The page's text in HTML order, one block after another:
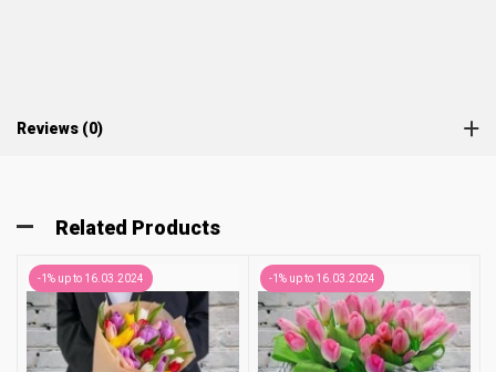
Reviews (0)
Related Products
-1% up to 16.03.2024 -1% up to 16.03.2024